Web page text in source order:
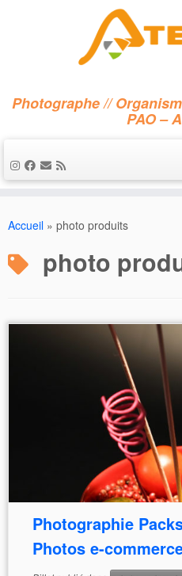
au
Photographe //
PAO –
Accueil » photo produits
photo
Photographie
Photos e-